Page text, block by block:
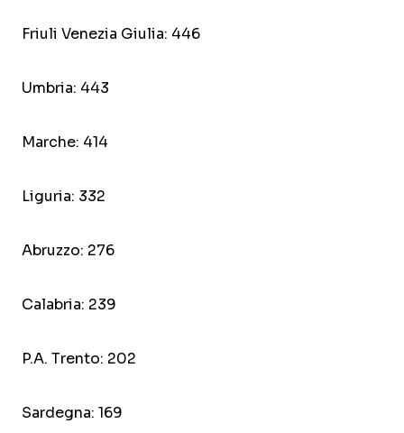
Friuli Venezia Giulia: 446
Umbria: 443
Marche: 414
Liguria: 332
Abruzzo: 276
Calabria: 239
P.A. Trento: 202
Sardegna: 169